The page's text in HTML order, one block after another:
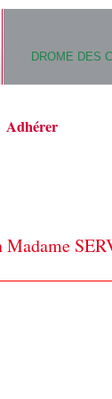
DROME DES
Adhérer